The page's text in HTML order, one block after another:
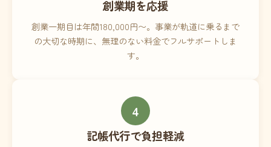
創業期を応援
創業一期目は年間180,000円〜。事業が軌道に乗るまで
の大切な時期に、無理のない料金でフルサポートしま
す。
4
記帳代行で負担軽減